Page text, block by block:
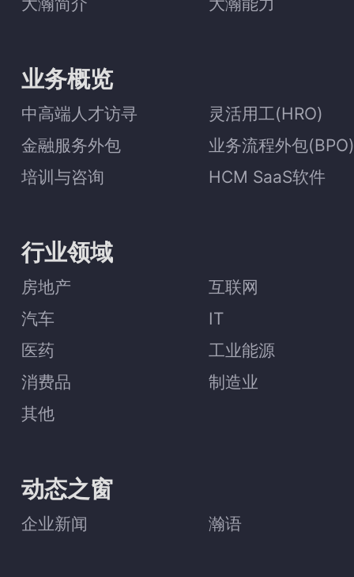
业务概览
中高端人才访寻
灵活用工(HRO)
金融服务外包
业务流程外包(BPO)
培训与咨询
HCM SaaS软件
行业领域
房地产
互联网
汽车
IT
医药
工业能源
消费品
制造业
其他
动态之窗
企业新闻 瀚语